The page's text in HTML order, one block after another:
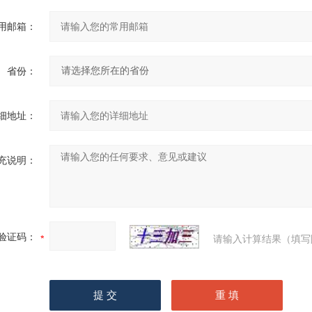
邮箱：
省份：
地址：
说明：
证码： 请输入计算结果（填